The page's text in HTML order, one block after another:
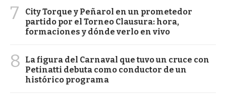
7
City Torque y Peñarol en un prometedor
partido por el Torneo Clausura: hora,
formaciones y dónde verlo en vivo
8
La figura del Carnaval que tuvo un cruce con
Petinatti debuta como conductor de un
histórico programa